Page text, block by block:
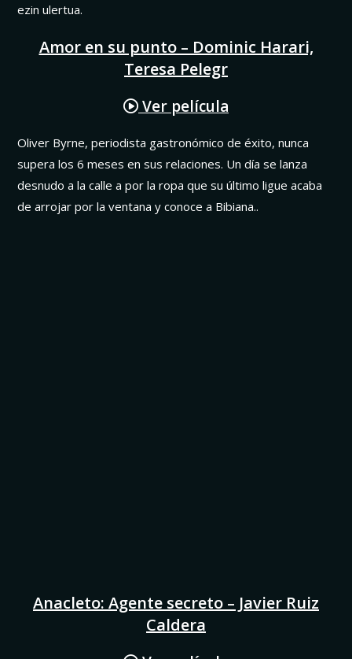
ezin ulertua.
Amor en su punto – Dominic Harari,
Teresa Pelegr
Ver película
Oliver Byrne, periodista gastronómico de éxito, nunca
supera los 6 meses en sus relaciones. Un día se lanza
desnudo a la calle a por la ropa que su último ligue acaba
de arrojar por la ventana y conoce a Bibiana..
Anacleto: Agente secreto – Javier Ruiz
Caldera